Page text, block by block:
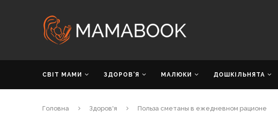
СВІТ МАМИ ЗДОРОВ’Я МАЛЮКИ ДОШКІЛЬНЯТА
Головна Здоров'я Польза сметаны в ежедневном рационе